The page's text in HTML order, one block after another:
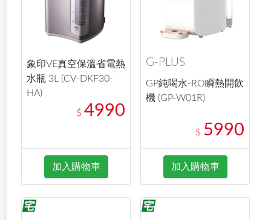
象印VE真空保溫省電熱
水瓶 3L (CV-DKF30-
HA)
$ 4990
加入購物車
G-PLUS
GP純喝水-RO瞬熱開飲
機 (GP-W01R)
$ 5990
加入購物車